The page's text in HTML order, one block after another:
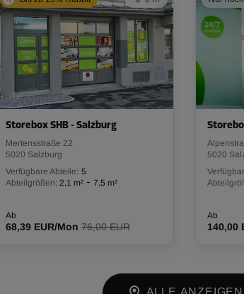
Storebox SHB - Salzburg
Mertensstraße 22
5020 Salzburg
Verfügbare Abteile: 5
Abteilgrößen: 2,1 m² - 7,5 m²
Ab
68,39 EUR/Mon 76,00 EUR
5020
Ab
140,00